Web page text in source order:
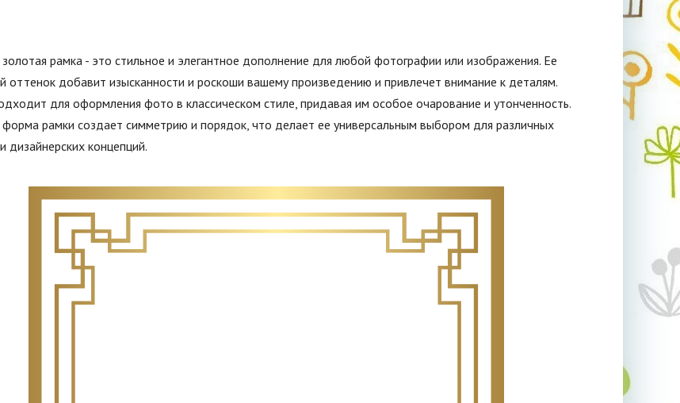
рамка - это стильное и элегантное дополнение для любой фотографии или изображения. Ее
оттенок добавит изысканности и роскоши вашему произведению и привлечет внимание к деталям.
для оформления фото в классическом стиле, придавая им особое очарование и утонченность.
рамки создает симметрию и порядок, что делает ее универсальным выбором для различных
дизайнерских концепций.